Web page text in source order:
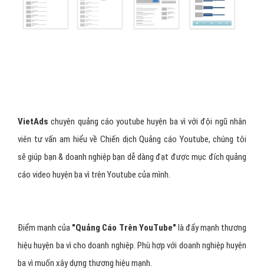
VietAds chuyên quảng cáo youtube huyện ba vì với đội ngũ nhân
viên tư vấn am hiểu về Chiến dịch Quảng cáo Youtube, chúng tôi
sẽ giúp bạn & doanh nghiệp bạn dễ dàng đạt được mục đích quảng
cáo video huyện ba vì trên Youtube của mình.
Điểm mạnh của "Quảng Cáo Trên YouTube" là đẩy mạnh thương
hiệu huyện ba vì cho doanh nghiệp. Phù hợp với doanh nghiệp huyện
ba vì muốn xây dựng thương hiệu mạnh.